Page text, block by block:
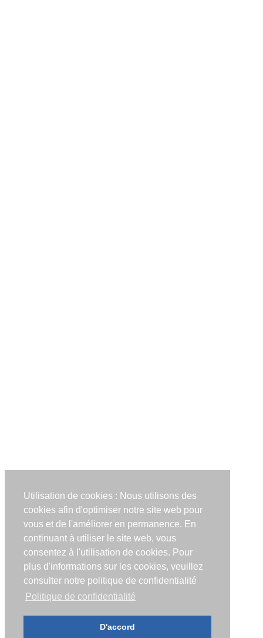
Utilisation de cookies : Nous utilisons des
cookies afin d'optimiser notre site web pour
vous et de l'améliorer en permanence. En
continuant à utiliser le site web, vous
consentez à l'utilisation de cookies. Pour
plus d'informations sur les cookies, veuillez
consulter notre politique de confidentialité
Politique de confidentialité
D'accord